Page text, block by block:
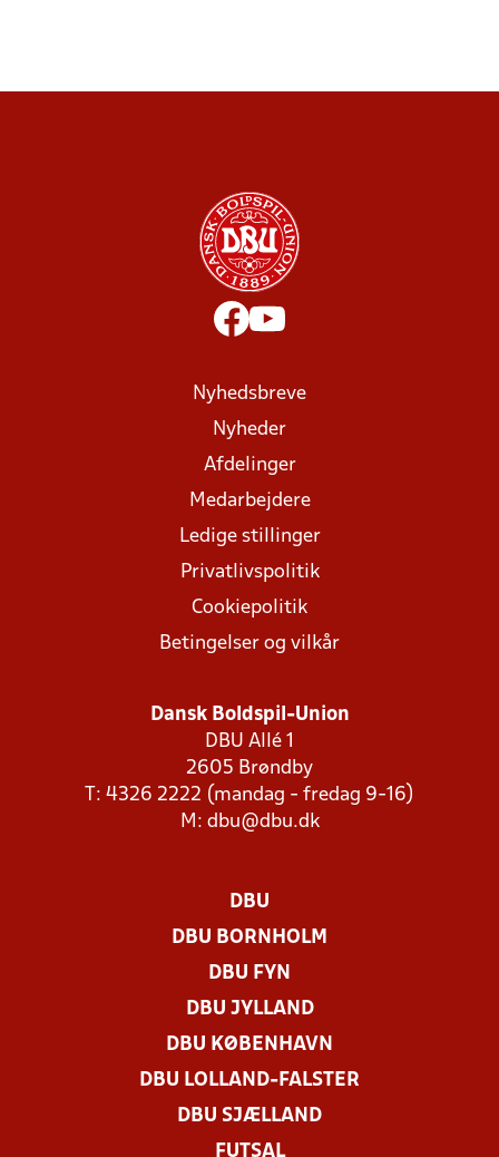
Nyhedsbreve
Nyheder
Afdelinger
Medarbejdere
Ledige stillinger
Privatlivspolitik
Cookiepolitik
Betingelser og vilkår
Dansk Boldspil-Union
DBU Allé 1
2605 Brøndby
T: 4326 2222 (mandag - fredag 9-16)
M: dbu@dbu.dk
DBU
DBU BORNHOLM
DBU FYN
DBU JYLLAND
DBU KØBENHAVN
DBU LOLLAND-FALSTER
DBU SJÆLLAND
FUTSAL